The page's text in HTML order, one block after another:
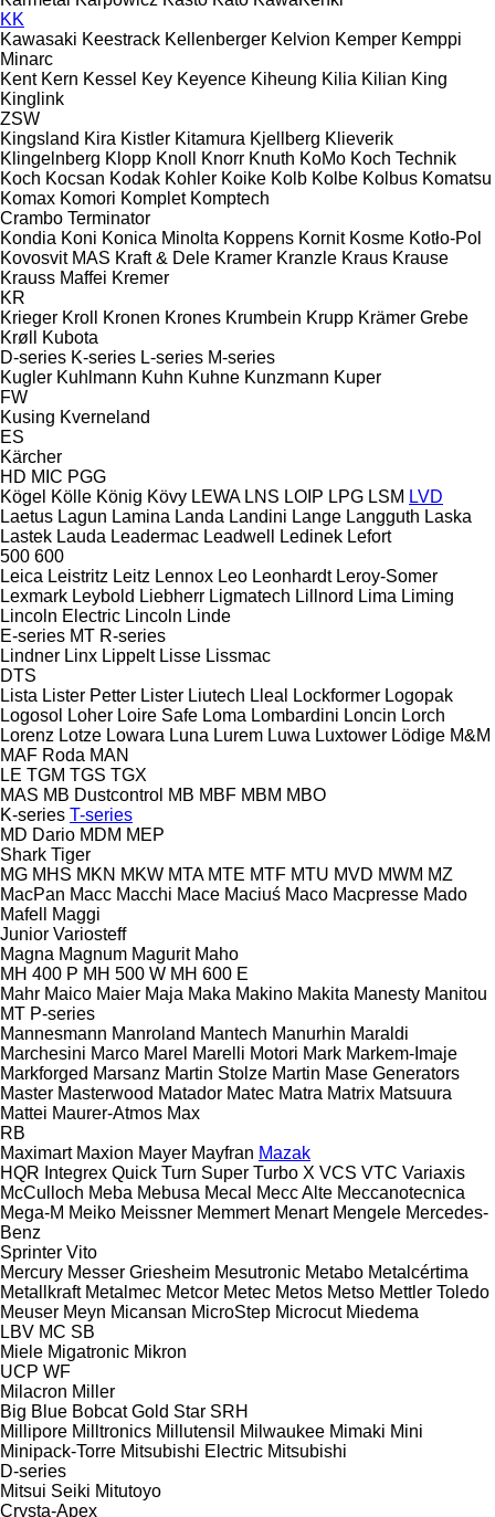
KK
Kawasaki Keestrack Kellenberger Kelvion Kemper Kemppi
Minarc
Kent Kern Kessel Key Keyence Kiheung Kilia Kilian King
Kinglink
ZSW
Kingsland Kira Kistler Kitamura Kjellberg Klieverik
Klingelnberg Klopp Knoll Knorr Knuth KoMo Koch Technik
Koch Kocsan Kodak Kohler Koike Kolb Kolbe Kolbus Komatsu
Komax Komori Komplet Komptech
Crambo Terminator
Kondia Koni Konica Minolta Koppens Kornit Kosme Kotło-Pol
Kovosvit MAS Kraft & Dele Kramer Kranzle Kraus Krause
Krauss Maffei Kremer
KR
Krieger Kroll Kronen Krones Krumbein Krupp Krämer Grebe
Krøll
Kubota
D-series K-series L-series M-series
Kugler Kuhlmann Kuhn Kuhne Kunzmann Kuper
FW
Kusing Kverneland
ES
Kärcher
HD MIC PGG
Kögel Kölle König Kövy LEWA LNS LOIP LPG LSM LVD
Laetus Lagun Lamina Landa Landini Lange Langguth Laska
Lastek Lauda Leadermac Leadwell Ledinek Lefort
500 600
Leica Leistritz Leitz Lennox Leo Leonhardt Leroy-Somer
Lexmark Leybold Liebherr Ligmatech Lillnord Lima Liming
Lincoln Electric Lincoln Linde
E-series MT R-series
Lindner Linx Lippelt Lisse Lissmac
DTS
Lista Lister Petter Lister Liutech Lleal Lockformer Logopak
Logosol
Loher Loire Safe Loma Lombardini Loncin Lorch
Lorenz Lotze Lowara Luna Lurem Luwa Luxtower Lödige M&M
MAF Roda MAN
LE TGM TGS TGX
MAS MB Dustcontrol MB MBF MBM MBO
K-series T-series
MD Dario MDM MEP
Shark Tiger
MG MHS MKN MKW MTA MTE MTF MTU MVD MWM MZ
MacPan Macc Macchi Mace Maciuś Maco Macpresse Mado
Mafell
Maggi
Junior Variosteff
Magna Magnum Magurit Maho
MH 400 P MH 500 W MH 600 E
Mahr Maico Maier Maja Maka Makino Makita Manesty Manitou
MT P-series
Mannesmann Manroland Mantech Manurhin Maraldi
Marchesini Marco Marel Marelli Motori Mark Markem-Imaje
Markforged Marsanz Martin Stolze Martin Mase Generators
Master Masterwood Matador Matec Matra Matrix Matsuura
Mattei Maurer-Atmos Max
RB
Maximart Maxion Mayer Mayfran Mazak
HQR Integrex Quick Turn Super Turbo X VCS VTC Variaxis
McCulloch Meba Mebusa Mecal Mecc Alte Meccanotecnica
Mega-M Meiko Meissner Memmert Menart Mengele Mercedes-
Benz
Sprinter Vito
Mercury Messer Griesheim Mesutronic Metabo Metalcértima
Metallkraft Metalmec Metcor Metec Metos Metso Mettler Toledo
Meuser Meyn Micansan MicroStep Microcut Miedema
LBV MC SB
Miele Migatronic Mikron
UCP WF
Milacron Miller
Big Blue Bobcat Gold Star SRH
Millipore Milltronics Millutensil Milwaukee Mimaki Mini
Minipack-Torre Mitsubishi Electric Mitsubishi
D-series
Mitsui Seiki Mitutoyo
Crysta-Apex